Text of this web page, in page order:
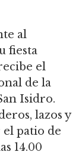
al
fiesta
el
de la
Isidro.
lazos y
patio de
14.00